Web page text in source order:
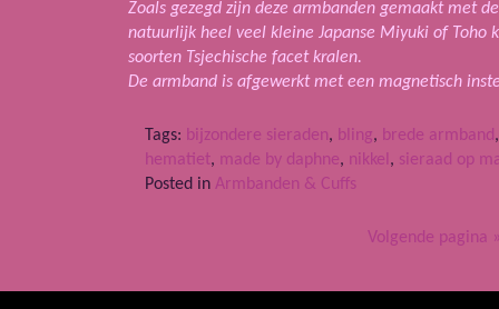
Zoals gezegd zijn deze armbanden gemaakt met
natuurlijk heel veel kleine Japanse Miyuki of Toho
soorten Tsjechische facet kralen.
De armband is afgewerkt met een magnetisch
Tags: bijzondere sieraden, bling, brede armband
hematiet, made by daphne, nikkel, sieraad op
Posted in Armbanden & Cuffs
Volgende pagina